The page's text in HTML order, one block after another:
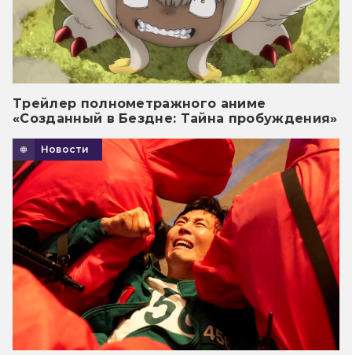
Трейлер полнометражного аниме
«Созданный в Бездне: Тайна пробуждения»
Новости